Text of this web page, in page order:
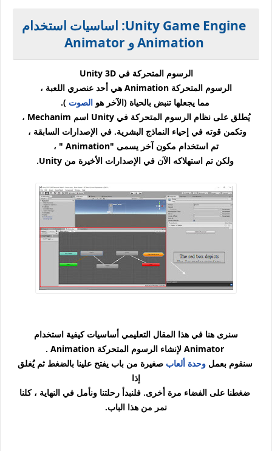
Unity Game Engine: اساسيات استخدام
Animation و Animator
الرسوم المتحركة في Unity 3D
الرسوم المتحركة Animation هي أحد عنصري اللعبة ،
مما يجعلها تنبض بالحياة (الآخر هوالصوت ).
يُطلق على نظام الرسوم المتحركة في Unity اسم Mechanim ،
وتكمن قوته في إحياء النماذج البشرية. في الإصدارات السابقة ،
تم استخدام مكون آخر يسمى "Animation " ،
ولكن تم استهلاكه الآن في الإصدارات الأخيرة من Unity.
سنرى هنا في هذا المقال التعليمي أساسيات كيفية استخدام
سنقوم بعملوحدة ألعاب صغيرة من باب يفتح علينا بالضغط ثم يُغلق
إذا
ضغطنا على الفضاء مرة أخرى. فلنبدأ رحلتنا ونأمل في النهاية ، كلنا
نمر من هذا الباب.